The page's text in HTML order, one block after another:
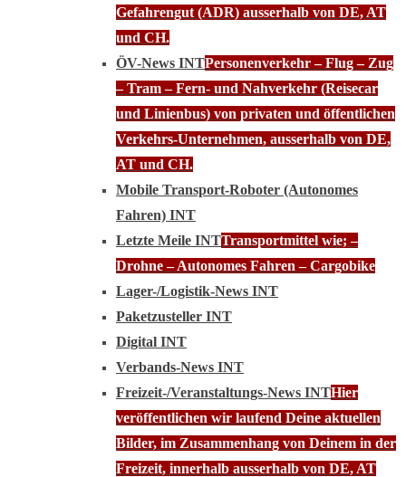
Gefahrengut (ADR) ausserhalb von DE, AT
und CH.
ÖV-News INTPersonenverkehr – Flug – Zug
– Tram – Fern- und Nahverkehr (Reisecar
und Linienbus) von privaten und öffentlichen
Verkehrs-Unternehmen, ausserhalb von DE,
AT und CH.
Mobile Transport-Roboter (Autonomes
Fahren) INT
Letzte Meile INTTransportmittel wie; –
Drohne – Autonomes Fahren – Cargobike
Lager-/Logistik-News INT
Paketzusteller INT
Digital INT
Verbands-News INT
Freizeit-/Veranstaltungs-News INTHier
veröffentlichen wir laufend Deine aktuellen
Bilder, im Zusammenhang von Deinem in der
Freizeit, innerhalb ausserhalb von DE, AT